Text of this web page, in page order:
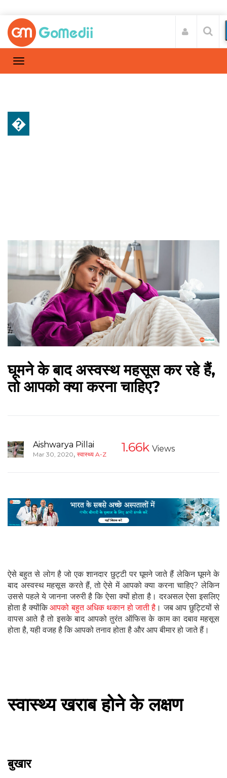
�
घूमने के बाद अस्वस्थ महसूस कर रहे हैं,
तो आपको क्या करना चाहिए?
Aishwarya Pillai
Mar 30, 2020, स्वास्थ्य A-Z 1.66k Views
ऐसे बहुत से लोग है जो एक शानदार छुट्टी पर घूमने जाते हैं लेकिन घूमने के
बाद अस्वस्थ महसूस करते हैं, तो ऐसे में आपको क्या करना चाहिए? लेकिन
उससे पहले ये जानना जरुरी है कि ऐसा क्यों होता है। दरअसल ऐसा इसलिए
होता है क्योंकिआपको बहुत अधिक थकान हो जाती है । जब आप छुट्टियों से
वापस आते है तो इसके बाद आपको तुरंत ऑफिस के काम का दबाव महसूस
होता है, यही वजह है कि आपको तनाव होता है और आप बीमार हो जाते हैं।
स्वास्थ्य खराब होने के लक्षण
बुखार